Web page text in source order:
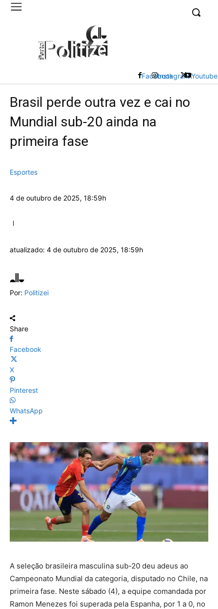
FacebookInstagramXYoutube
Brasil perde outra vez e cai no
Mundial sub-20 ainda na
primeira fase
Esportes
4 de outubro de 2025, 18:59h
atualizado: 4 de outubro de 2025, 18:59h
Por: Politizei
Share
Facebook
X
Pinterest
WhatsApp
A seleção brasileira masculina sub-20 deu adeus ao
Campeonato Mundial da categoria, disputado no Chile, na
primeira fase. Neste sábado (4), a equipe comandada por
Ramon Menezes foi superada pela Espanha, por 1 a 0, no